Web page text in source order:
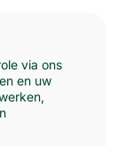
via ons
en uw